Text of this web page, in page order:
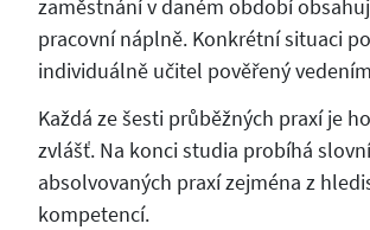
zaměstnání v daném období
pracovní náplně. Konkrétní situaci
individuálně učitel pověřený
Každá ze šesti průběžných praxí je
zvlášť. Na konci studia probíhá
absolvovaných praxí zejména z
kompetencí.